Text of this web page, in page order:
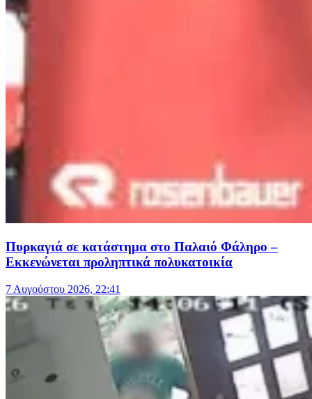
Πυρκαγιά σε κατάστημα στο Παλαιό Φάληρο –
Εκκενώνεται προληπτικά πολυκατοικία
7 Αυγούστου 2026, 22:41